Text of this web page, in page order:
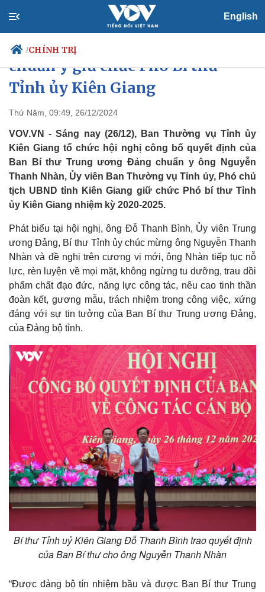
English
/CHÍNH TRỊ
Chính trị
Tổ chức nhân sự
Quốc hội
Nhận diện sự thật
Dự báo thời tiết
Giáo dục
Dấu ấn VOV
Việc làm
Biển đảo
Ông Nguyễn Thanh Nhàn được
chuẩn y giữ chức Phó Bí thư
Tỉnh ủy Kiên Giang
Thứ Năm, 09:49, 26/12/2024
VOV.VN - Sáng nay (26/12), Ban Thường vụ Tỉnh ủy
Kiên Giang tổ chức hội nghị công bố quyết định của
Ban Bí thư Trung ương Đảng chuẩn y ông Nguyễn
Thanh Nhàn, Ủy viên Ban Thường vụ Tỉnh ủy, Phó chủ
tịch UBND tỉnh Kiên Giang giữ chức Phó bí thư Tỉnh
ủy Kiên Giang nhiệm kỳ 2020-2025.
Phát biểu tại hội nghị, ông Đỗ Thanh Bình, Ủy viên Trung
ương Đảng, Bí thư Tỉnh ủy chúc mừng ông Nguyễn Thanh
Nhàn và đề nghị trên cương vị mới, ông Nhàn tiếp tục nỗ
lực, rèn luyện về mọi mặt, không ngừng tu dưỡng, trau dồi
phẩm chất đạo đức, năng lực công tác, nêu cao tinh thần
đoàn kết, gương mẫu, trách nhiệm trong công việc, xứng
đáng với sự tin tưởng của Ban Bí thư Trung ương Đảng,
của Đảng bộ tỉnh.
Bí thư Tỉnh uỷ Kiên Giang Đỗ Thanh Bình trao quyết định
của Ban Bí thư cho ông Nguyễn Thanh Nhàn
“Được đảng bộ tín nhiệm bầu và được Ban Bí thư Trung